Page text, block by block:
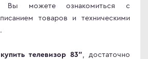
Вы можете ознакомиться с
товаров и техническими
купить телевизор 83"
, достаточно